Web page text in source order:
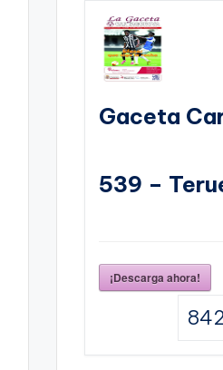
Gaceta
539 –
¡Descarga ahora!